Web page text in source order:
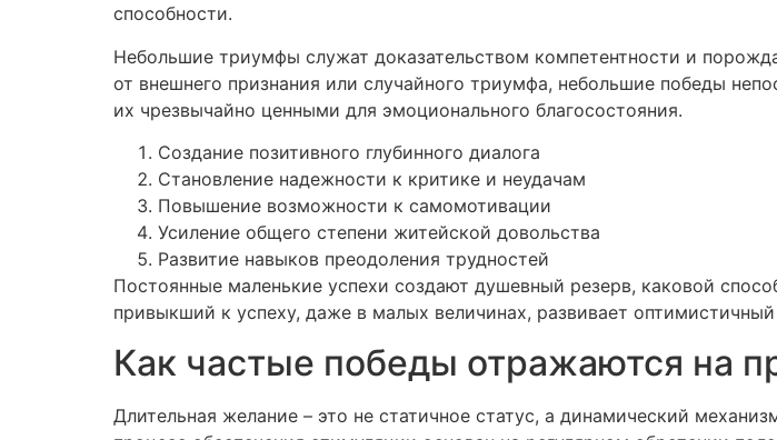
способности.
Небольшие триумфы служат доказательством компетентности и
от внешнего признания или случайного триумфа, небольшие победы
их чрезвычайно ценными для эмоционального благосостояния.
Создание позитивного глубинного диалога
Становление надежности к критике и неудачам
Повышение возможности к самомотивации
Усиление общего степени житейской довольства
Развитие навыков преодоления трудностей
Постоянные маленькие успехи создают душевный резерв, каковой
привыкший к успеху, даже в малых величинах, развивает
Как частые победы отражаются на
Длительная желание – это не статичное статус, а динамический